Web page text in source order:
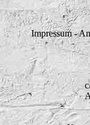
Impressum -